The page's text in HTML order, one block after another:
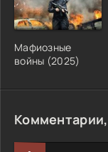
Мафиозные
войны (2025)